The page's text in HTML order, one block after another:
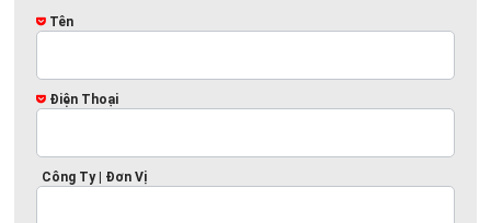
Tên
Điện Thoại
Công Ty | Đơn Vị